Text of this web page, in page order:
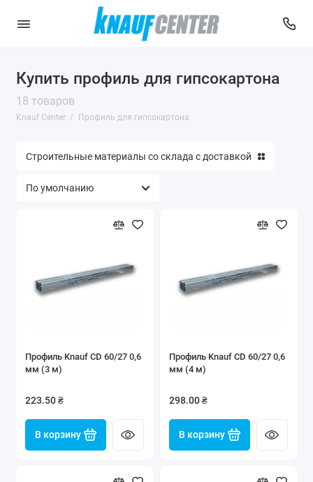
Купить профиль для гипсокартона
18 товаров
Knauf Center Профиль для гипсокартона
Строительные материалы со склада с доставкой
Профиль Knauf CD 60/27 0,6
мм (3 м)
223.50 ₴
В корзину
Профиль Knauf CD 60/27 0,6
мм (4 м)
298.00 ₴
В корзину